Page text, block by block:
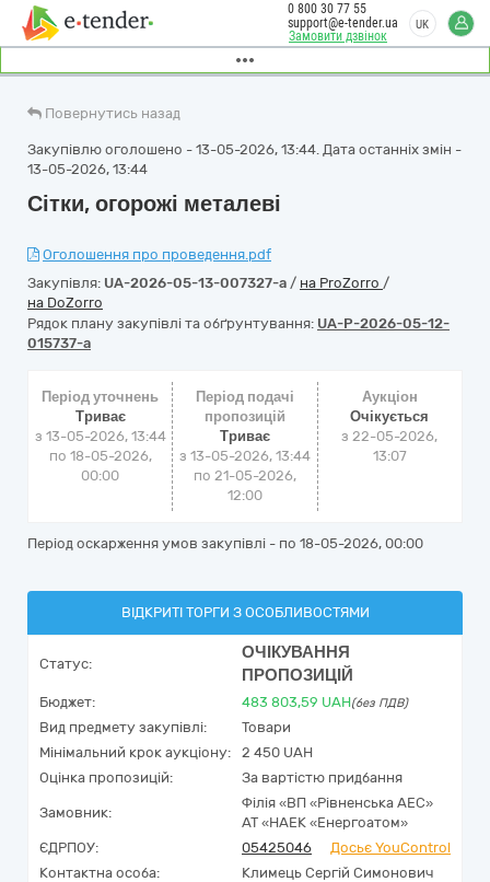
Замовити дзвінок
0 800 30 77 55
support@e-tender.ua
UK
Повернутись назад
Закупівлю оголошено - 13-05-2026, 13:44. Дата останніх змін -
13-05-2026, 13:44
Сітки, огорожі металеві
Оголошення про проведення.pdf
Закупівля: UA-2026-05-13-007327-a / на ProZorro /
на DoZorro
Рядок плану закупівлі та обґрунтування: UA-P-2026-05-12-
015737-a
Період уточнень
Триває
з 13-05-2026, 13:44
по 18-05-2026,
00:00
Період подачі
пропозицій
Триває
з 13-05-2026, 13:44
по 21-05-2026,
12:00
Аукціон
Очікується
з22-05-2026,
13:07
Період оскарження умов закупівлі - по 18-05-2026, 00:00
ВІДКРИТІ ТОРГИ З ОСОБЛИВОСТЯМИ
Статус:
ОЧІКУВАННЯ
ПРОПОЗИЦІЙ
Бюджет: 483 803,59 UAH(без ПДВ)
Вид предмету закупівлі:
Товари
Мінімальний крок аукціону:
2 450 UAH
Оцінка пропозицій:
За вартістю придбання
Замовник:
Філія «ВП «Рівненська АЕС»
АТ «НАЕК «Енергоатом»
ЄДРПОУ:
05425046
Досьє YouControl
Контактна особа:
Климець Сергій Симонович